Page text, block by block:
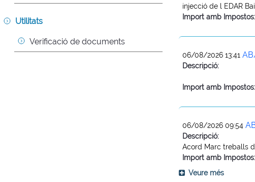
Utilitats
Verificació de documents
injecció de l EDAR
Import amb Impostos:
06/08/2026 13:41
Descripció:
Import amb Impostos:
06/08/2026 09:54
Descripció:
Acord Marc treballs
Import amb Impostos:
Veure més